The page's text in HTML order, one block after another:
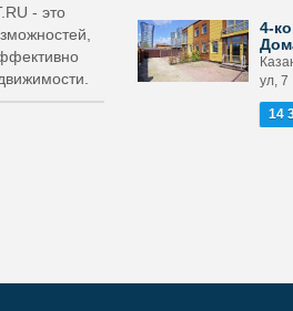
- это
4-
ул, 7
14